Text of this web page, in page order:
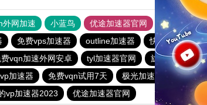
外网加速 小蓝鸟 优途加速器官网 风驰加速器
免费vps加速器 outline加速器 快柠檬加速器
vqn加速外网安卓 tyl加速器官网 旋风vqn官网
加速器 免费vqn试用7天 极光加速器 免费
vp加速器2023 优途加速器官网